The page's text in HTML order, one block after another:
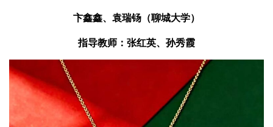
卞鑫鑫、袁瑞钖（聊城大学）
指导教师：张红英、孙秀霞